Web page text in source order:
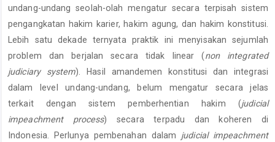
undang-undang seolah-olah mengatur secara terpisah sistem
pengangkatan hakim karier, hakim agung, dan hakim konstitusi.
Lebih satu dekade ternyata praktik ini menyisakan sejumlah
problem dan berjalan secara tidak linear (non integrated
judiciary system). Hasil amandemen konstitusi dan integrasi
dalam level undang-undang, belum mengatur secara jelas
terkait dengan sistem pemberhentian hakim (judicial
impeachment process) secara terpadu dan koheren di
Indonesia. Perlunya pembenahan dalam judicial impeachment